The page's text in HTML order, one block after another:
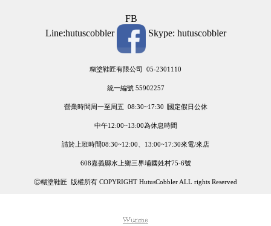
Line:hutuscobbler
FB
Skype: hutuscobbler
糊塗鞋匠有限公司 05-2301110
統一編號 55902257
營業時間周一至周五 08:30~17:30 ∣國定假日公休
中午12:00~13:00為休息時間
請於上班時間08:30~12:00、13:00~17:30來電/來店
608嘉義縣水上鄉三界埔國姓村75-6號
Ⓒ糊塗鞋匠 版權所有 COPYRIGHT HutusCobbler ALL rights Reserved